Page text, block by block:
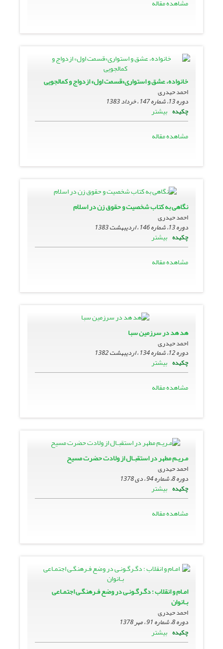
مشاهده مقاله
خانواده، عشق و استوارى‏«قسمت اول» ازدواج و کمال‏جویى
احمد حیدری
دوره 13، شماره 147 ، خرداد 1383
چکیده بیشتر
مشاهده مقاله
نگاهى به کتاب شخصیت و حقوق زن در اسلام
احمد حیدری
دوره 13، شماره 146 ، اردیبهشت 1383
چکیده بیشتر
مشاهده مقاله
هد هد در سرزمین سبا
احمد حیدری
دوره 12، شماره 134 ، اردیبهشت 1382
چکیده بیشتر
مشاهده مقاله
مـریـم مطهر در استقبـال از ولادت حضرت مسیح
احمد حیدری
دوره 8، شماره 94 ، دی 1378
چکیده بیشتر
مشاهده مقاله
امـام و انقلاب ؛ دگـرگـونـى در وضع فـرهنگـى اجتمـاعى
بـانوان
احمد حیدری
دوره 8، شماره 91 ، مهر 1378
چکیده بیشتر